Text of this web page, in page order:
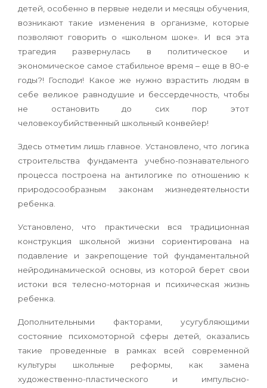
детей, особенно в первые недели и месяцы обучения,
возникают такие изменения в организме, которые
позволяют говорить о «школьном шоке». И вся эта
трагедия развернулась в политическое и
экономическое самое стабильное время – еще в 80-е
годы?! Господи! Какое же нужно взрастить людям в
себе великое равнодушие и бессердечность, чтобы
не остановить до сих пор этот
человекоубийственный школьный конвейер!
Здесь отметим лишь главное. Установлено, что логика
строительства фундамента учебно-познавательного
процесса построена на антилогике по отношению к
природосообразным законам жизнедеятельности
ребенка.
Установлено, что практически вся традиционная
конструкция школьной жизни сориентирована на
подавление и закрепощение той фундаментальной
нейродинамической основы, из которой берет свои
истоки вся телесно-моторная и психическая жизнь
ребенка.
Дополнительными факторами, усугубляющими
состояние психомоторной сферы детей, оказались
такие проведенные в рамках всей современной
культуры школьные реформы, как замена
художественно-пластического и импульсно-